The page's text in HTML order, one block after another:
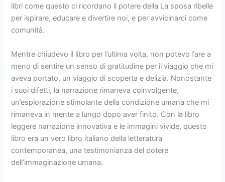
libri come questo ci ricordano il potere della La sposa ribelle
per ispirare, educare e divertire noi, e per avvicinarci come
comunità.
Mentre chiudevo il libro per l’ultima volta, non potevo fare a
meno di sentire un senso di gratitudine per il viaggio che mi
aveva portato, un viaggio di scoperta e delizia. Nonostante
i suoi difetti, la narrazione rimaneva coinvolgente,
un’esplorazione stimolante della condizione umana che mi
rimaneva in mente a lungo dopo aver finito. Con la libro
leggere narrazione innovativa e le immagini vivide, questo
libro era un vero libro italiano della letteratura
contemporanea, una testimonianza del potere
dell’immaginazione umana.